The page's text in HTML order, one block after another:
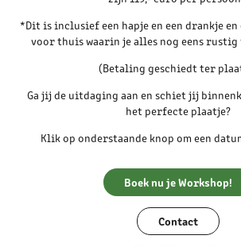
*Dit is inclusief een hapje en een drankje
voor thuis waarin je alles nog eens
(Betaling geschiedt ter
Ga jij de uitdaging aan en schiet jij
het perfecte plaatje?
Klik op onderstaande knop om een
Boek nu je Workshop!
Contact